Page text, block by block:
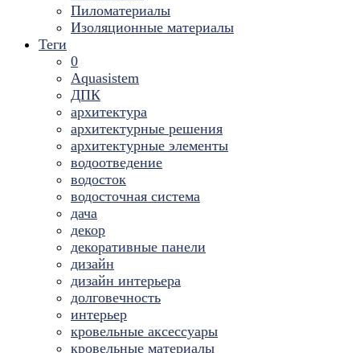
Пиломатериалы
Изоляционные материалы
Теги
0
Aquasistem
ДПК
архитектура
архитектурные решения
архитектурные элементы
водоотведение
водосток
водосточная система
дача
декор
декоративные панели
дизайн
дизайн интерьера
долговечность
интерьер
кровельные аксессуары
кровельные материалы